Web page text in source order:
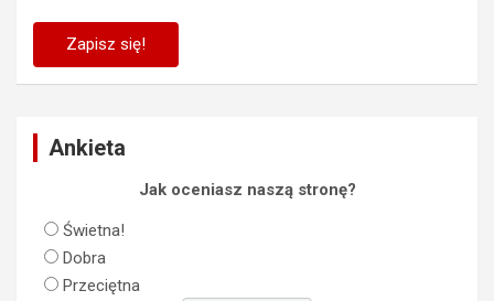
Ankieta
Jak oceniasz naszą stronę?
Świetna!
Dobra
Przeciętna